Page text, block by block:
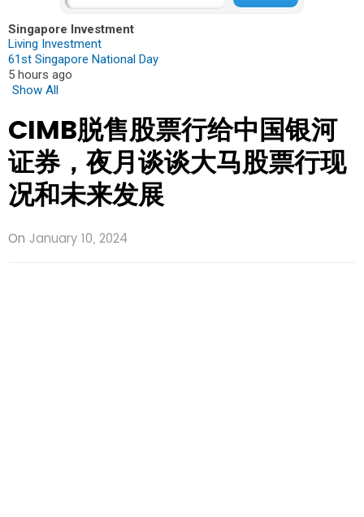
Singapore Investment
Living Investment
61st Singapore National Day
5 hours ago
Show All
CIMB脱售股票行给中国银河
证券，夜月谈谈大马股票行现
况和未来发展
On January 10, 2024